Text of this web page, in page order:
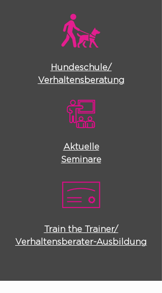
Hundeschule/
Verhaltensberatung
Aktuelle
Seminare
Train the Trainer/
Verhaltensberater-Ausbildung